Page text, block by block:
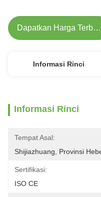
Dapatkan Harga Terbaik
Informasi Rinci
Informasi Rinci
Tempat Asal:
Shijiazhuang, Provinsi
Sertifikasi:
ISO CE